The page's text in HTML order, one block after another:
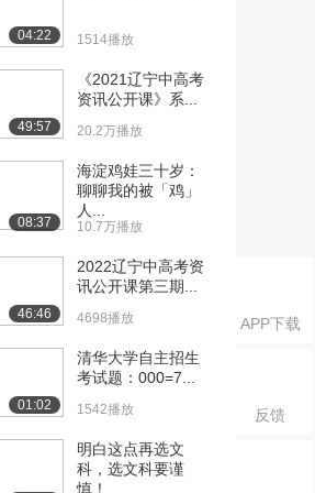
APP下载
反馈
04:22 1514播放
49:57
《2021辽宁中高考
资讯公开课》系...
20.2万播放
08:37
海淀鸡娃三十岁：
聊聊我的被「鸡」
人...
10.7万播放
46:46
2022辽宁中高考资
讯公开课第三期...
4698播放
01:02
清华大学自主招生
考试题：000=7...
1542播放
明白这点再选文
科，选文科要谨
慎！